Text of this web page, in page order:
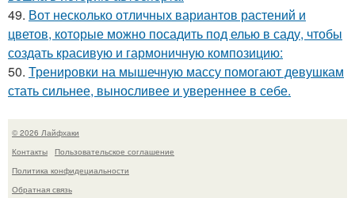
49. Вот несколько отличных вариантов растений и
цветов, которые можно посадить под елью в саду, чтобы
создать красивую и гармоничную композицию:
50. Тренировки на мышечную массу помогают девушкам
стать сильнее, выносливее и увереннее в себе.
© 2026 Лайфхаки
Контакты
Пользовательское соглашение
Политика конфидециальности
Обратная связь